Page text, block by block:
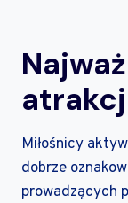
Miłośnicy
dobrze
prowadzących